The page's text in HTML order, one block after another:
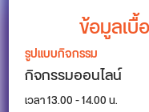
ข้อมูลเ
รูปแบบกิจกรรม
กิจกรรมออนไลน์
เวลา 13.00 - 14.00 น.